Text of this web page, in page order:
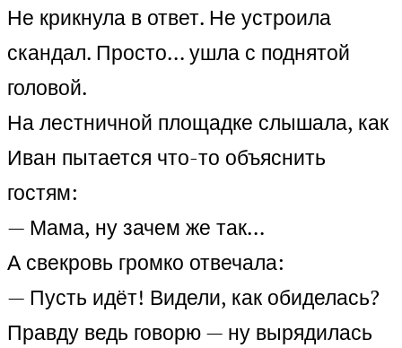
Не крикнула в ответ. Не устроила
скандал. Просто… ушла с поднятой
головой.
На лестничной площадке слышала, как
Иван пытается что-то объяснить
гостям:
— Мама, ну зачем же так…
А свекровь громко отвечала:
— Пусть идёт! Видели, как обиделась?
Правду ведь говорю — ну вырядилась